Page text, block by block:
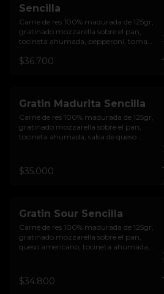
Sencilla
Carne de res 100% madurada de 125gr,
gratinado mozzarella sobre el pan,
tocineta ahumada, pepperoni, tomate
crocante, mermelada de arándanos,
$36.700
Gratin Madurita Sencilla
Carne de res 100% madurada de 125gr,
gratinado mozzarella sobre el pan,
tocineta ahumada, salsa de queso
morada, sour cream de sriracha
levemente picante y pan brioche
$35.000
Gratin Sour Sencilla
Carne de res 100% madurada de 125gr,
gratinado mozzarella sobre el pan,
queso americano, tocineta ahumada,
pepinillos y pan brioche sellado.
$34.800